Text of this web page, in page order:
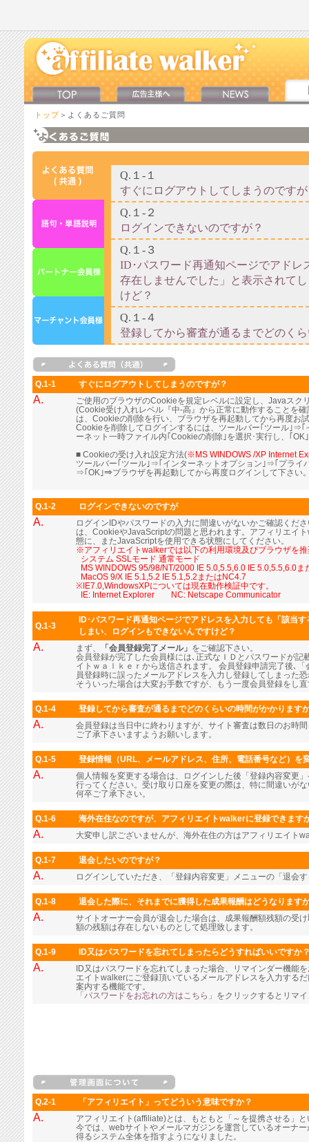
トップ ＞よくあるご質問
Q.1-1 すぐにログアウトしてしまうのですが？
A.
ご使用のブラウザのCookieを規定レベルに設定し、Javaスク
(Cookie受け入れレベル『中-高』から正常に動作することを
は、Cookieの削除を行い、ブラウザを再起動してから再度お
Cookieを削除してログインするには、ツールバー｢ツール｣⇒
ーネット一時ファイル内｢Cookieの削除｣を選択･実行し、｢
■ Cookieの受け入れ設定方法(※MS WINDOWS /XP Internet
ツールバー｢ツール｣⇒｢インターネットオプション｣⇒｢プライ
⇒｢OK｣⇒ブラウザを再起動してから再度ログインして下さい
Q.1-2 ログインできないのですが
A.
ログインIDやパスワードの入力に間違いがないかご確認くだ
は、CookieやJavaScriptの問題と思われます。アフィリエイ
態に、またJavaScriptを使用できる状態にしてください。
※アフィリエイトwalkerでは以下の利用環境及びブラウザを
システム SSLモード 通常モード
MS WINDOWS 95/98/NT/2000 IE 5.0,5.5,6.0 IE 5.0,5.5,6.0ま
MacOS 9/X IE 5.1,5.2 IE 5.1,5.2またはNC4.7
※IE7.0,WindowsXPについては現在動作検証中です。
IE: Internet Explorer NC: Netscape Communicator
Q.1-3
ID･パスワード再通知ページでアドレスを入力しても「該当
しまい、ログインもできないんですけど？
A. まず、 「会員登録完了メール」 をご確認下さい。
会員登録が完了した会員様には､正式なＩＤとパスワードが
イトｗａｌｋｅｒから送信されます。 会員登録申請完了後､
員登録時に誤ったメールアドレスを入力し登録してしまった
そういった場合は大変お手数ですが、もう一度会員登録をし
Q.1-4 登録してから審査が通るまでどのくらいの時間がかかります
A.
会員登録は当日中に終わりますが、サイト審査は数日のお時
ご了承下さいますようお願いします。
Q.1-5 登録情報（URL、メールアドレス、住所、電話番号など）を
A.
個人情報を変更する場合は、ログインした後「登録内容変更
行ってください。受け取り口座を変更の際は、特に間違いが
何卒ご了承下さい。
Q.1-6 海外在住なのですが、アフィリエイトwalkerに登録できます
A. 大変申し訳ございませんが、海外在住の方はアフィリエイト
Q.1-7 退会したいのですが？
A. ログインしていただき、「登録内容変更」メニューの「退会
Q.1-8 退会した際に、それまでに獲得した成果報酬はどうなります
A.
サイトオーナー会員が退会した場合は、成果報酬額残額の受
額の残額は存在しないものとして処理致します。
Q.1-9 ID又はパスワードを忘れてしまったらどうすればいいですか
A.
ID又はパスワードを忘れてしまった場合、リマインダー機能
エイトwalkerにご登録頂いているメールアドレスを入力する
案内する機能です。
「パスワードをお忘れの方はこちら」 をクリックするとリマ
Q.2-1 「アフィリエイト」ってどういう意味ですか？
A.
アフィリエイト(affiliate)とは、もともと「～を提携させる」
今では、webサイトやメールマガジンを運営しているオーナ
得るシステム全体を指すようになりました。